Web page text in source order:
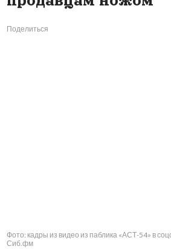
Поделиться
Фото: кадры из видео из паблика «АСТ-54» в
Сиб.фм